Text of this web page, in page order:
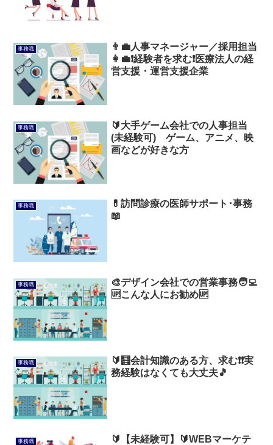
事務職
👨‍💼人事マネージャー／採用担当
👩‍💼❗経験者を求む❗医療法人の経
営支援・運営支援企業
事務職
🔰大手ゲーム会社での人事担当
(未経験可) ゲーム、アニメ、映
画などが好きな方
事務職
💊訪問診療の医師サポート･事務
📖
事務職
🎨デザイン会社での営業事務🧑‍💻
🆙こんな人にお勧め🆙
事務職
🔰🧮会計知識のある方、求む❗❗実
務経験はなくても大丈夫🎵
事務職
🔰【未経験可】🔰WEBマーケテ